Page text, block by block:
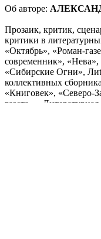
Об авторе:
Прозаик, критик,
критики в
«Октябрь», «Роман-
современник»,
«Сибирские Огни»,
коллективных
«Книговек», «Северо-
газета»,